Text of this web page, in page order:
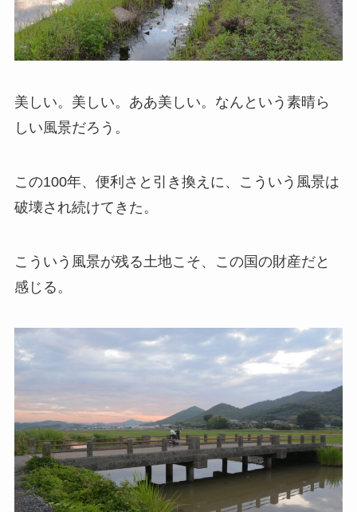
美しい。美しい。ああ美しい。なんという素晴ら
しい風景だろう。
この100年、便利さと引き換えに、こういう風景は
破壊され続けてきた。
こういう風景が残る土地こそ、この国の財産だと
感じる。